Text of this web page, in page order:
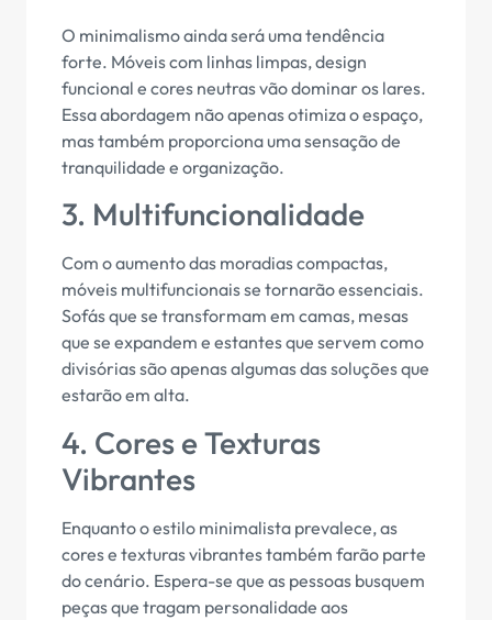
O minimalismo ainda será uma tendência
forte. Móveis com linhas limpas, design
funcional e cores neutras vão dominar os lares.
Essa abordagem não apenas otimiza o espaço,
mas também proporciona uma sensação de
tranquilidade e organização.
3. Multifuncionalidade
Com o aumento das moradias compactas,
móveis multifuncionais se tornarão essenciais.
Sofás que se transformam em camas, mesas
que se expandem e estantes que servem como
divisórias são apenas algumas das soluções que
estarão em alta.
4. Cores e Texturas
Vibrantes
Enquanto o estilo minimalista prevalece, as
cores e texturas vibrantes também farão parte
do cenário. Espera-se que as pessoas busquem
peças que tragam personalidade aos